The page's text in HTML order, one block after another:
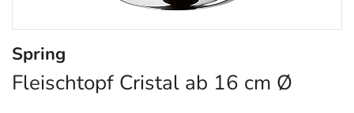
Spring
Fleischtopf Cristal ab 16 cm Ø